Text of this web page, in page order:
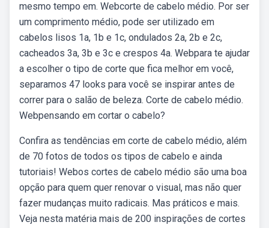
mesmo tempo em. Webcorte de cabelo médio. Por ser
um comprimento médio, pode ser utilizado em
cabelos lisos 1a, 1b e 1c, ondulados 2a, 2b e 2c,
cacheados 3a, 3b e 3c e crespos 4a. Webpara te ajudar
a escolher o tipo de corte que fica melhor em você,
separamos 47 looks para você se inspirar antes de
correr para o salão de beleza. Corte de cabelo médio.
Webpensando em cortar o cabelo?
Confira as tendências em corte de cabelo médio, além
de 70 fotos de todos os tipos de cabelo e ainda
tutoriais! Webos cortes de cabelo médio são uma boa
opção para quem quer renovar o visual, mas não quer
fazer mudanças muito radicais. Mas práticos e mais.
Veja nesta matéria mais de 200 inspirações de cortes